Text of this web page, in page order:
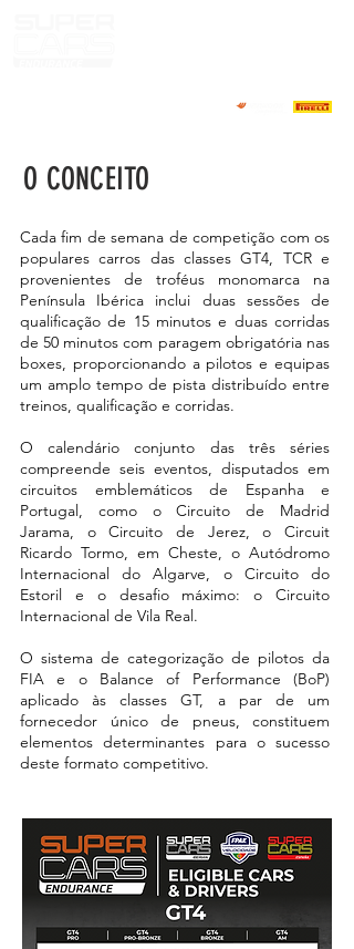
O CONCEITO
Cada fim de semana de competição com os
populares carros das classes GT4, TCR e
provenientes de troféus monomarca na
Península Ibérica inclui duas sessões de
qualificação de 15 minutos e duas corridas
de 50 minutos com paragem obrigatória nas
boxes, proporcionando a pilotos e equipas
um amplo tempo de pista distribuído entre
treinos, qualificação e corridas.
O calendário conjunto das três séries
compreende seis eventos, disputados em
circuitos emblemáticos de Espanha e
Portugal, como o Circuito de Madrid
Jarama, o Circuito de Jerez, o Circuit
Ricardo Tormo, em Cheste, o Autódromo
Internacional do Algarve, o Circuito do
Estoril e o desafio máximo: o Circuito
Internacional de Vila Real.
O sistema de categorização de pilotos da
FIA e o Balance of Performance (BoP)
aplicado às classes GT, a par de um
fornecedor único de pneus, constituem
elementos determinantes para o sucesso
deste formato competitivo.